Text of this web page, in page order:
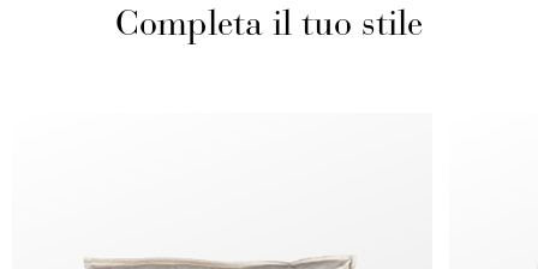
Completa il tuo stile